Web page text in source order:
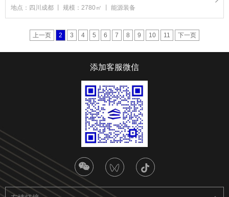
地点：四川成都 丨 规模：2780㎡ 丨 能源装备
上一页 2 3 4 5 6 7 8 9 10 11 下一页
添加客服微信